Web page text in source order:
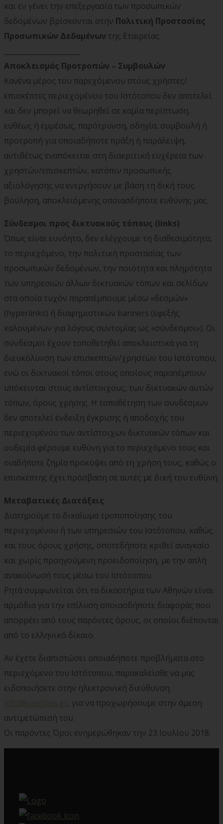
και εν γένει την επεξεργασία των προσωπικών
δεδομένων βρίσκονται στην Πολιτική Προστασίας
Προσωπικών Δεδομένων της Εταιρείας.
Αποκλεισμός Προτροπών – Συμβουλών
Κανένα μέρος του παρεχόμενου στους χρήστες/
επισκέπτες περιεχομένου του Ιστότοπου δεν αποτελεί
και δεν μπορεί να θεωρηθεί σε καμία περίπτωση,
ευθέως ή εμμέσως, παρότρυνση, οδηγία, συμβουλή ή
προτροπή για οποιαδήποτε πράξη ή παράλειψη,
αντιθέτως εναπόκειται στη διακριτική ευχέρεια των
χρηστών/επισκεπτών, κατόπιν προσωπικής
αξιολόγησης να ενεργήσουν με βάση τη δική τους
βούληση, αποκλειόμενης οποιασδήποτε ευθύνης μας.
Σύνδεσμοι προς δικτυακούς τόπους (links)
Όπως είναι ευνόητο, δεν ελέγχουμε τη διαθεσιμότητα,
το περιεχόμενο, την πολιτική προστασίας των
προσωπικών δεδομένων, την ποιότητα και πληρότητα
των υπηρεσιών άλλων δικτυακών τόπων και σελίδων
στα οποία τυχόν παραπέμπουμε μέσω «δεσμών»
(hyperlinks) ή διαφημιστικών banners (εφεξής
καλουμένων για λόγους συντομίας ως «σύνδεσμοι»). Οι
σύνδεσμοι έχουν τοποθετηθεί αποκλειστικά για τη
διευκόλυνση των επισκεπτών/χρηστών του Ιστότοπου,
ενώ οι δικτυακοί τόποι στους οποίους παραπέμπουν
υπόκεινται στους αντίστοιχους, των δικτυακών αυτών
τόπων, όρους χρήσης. Η τοποθέτηση των συνδέσμων
δεν αποτελεί ένδειξη έγκρισης ή αποδοχής του
περιεχομένου των αντίστοιχων δικτυακών τόπων και
ουδεμία φέρουμε ευθύνη για το περιεχόμενο τους και
οιαδήποτε ζημία προκύψει από τη χρήση τους, καθώς ο
επισκέπτης έχει πρόσβαση σε αυτές με δική του ευθύνη.
Μεταβατικές Διατάξεις
Διατηρούμε το δικαίωμα τροποποίησης του
περιεχομένου ή των υπηρεσιών του Ιστότοπου, καθώς
και τους όρους χρήσης, οποτεδήποτε κριθεί αναγκαίο
και χωρίς προηγούμενη προειδοποίηση, με την απλή
ανακοίνωσή τους μέσω του Ιστότοπου.
Ρητά συμφωνείται ότι τα δικαστήρια των Αθηνών είναι
αρμόδια για την επίλυση οποιασδήποτε διαφοράς που
απορρέει από τους παρόντες όρους, οι οποίοι διέπονται
από το ελληνικό δίκαιο.
Αν έχετε διαπιστώσει οποιαδήποτε προβλήματα στο
περιεχόμενο του Ιστότοπου, παρακαλείσθε να μας
ειδοποιήσετε στην ηλεκτρονική διεύθυνση
, για να προχωρήσουμε στην άμεση
αντιμετώπισή του.
Οι παρόντες Όροι ενημερώθηκαν την 23 Ιουλίου 2018.